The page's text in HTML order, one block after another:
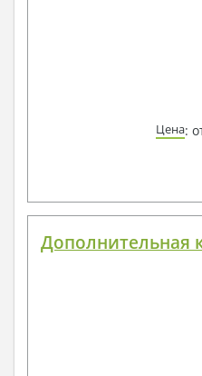
Цена:
Дополнительная